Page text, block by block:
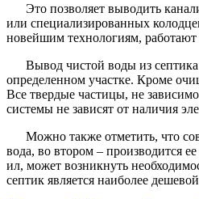
Это позволяет выводить
или специализированных
новейшим технологиям, работают
Вывод чистой воды из
определенном участке. Кроме
Все твердые частицы, не
системы не зависят от наличия
Можно также отметить, что
вода, во втором – производится
ил, может возникнуть
септик является наиболее